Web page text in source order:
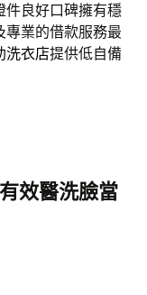
件良好口碑擁有穩
專業的借款服務最
洗衣店提供低自備
效醫洗臉當